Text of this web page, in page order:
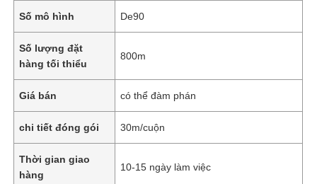
Số mô hình De90
Số lượng đặt
hàng tối thiểu
800m
Giá bán có thể đàm phán
chi tiết đóng gói 30m/cuộn
Thời gian giao
hàng
10-15 ngày làm việc